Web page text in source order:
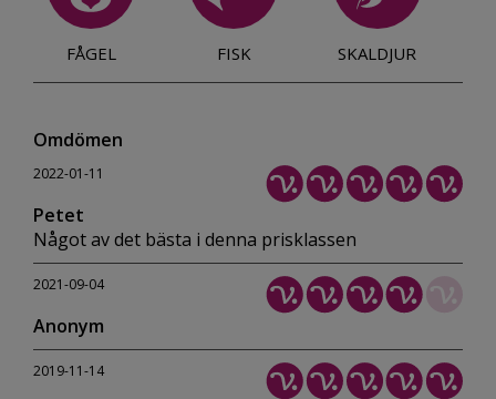
FÅGEL FISK SKALDJUR
Omdömen
2022-01-11
Petet
Något av det bästa i denna prisklassen
2021-09-04
Anonym
2019-11-14